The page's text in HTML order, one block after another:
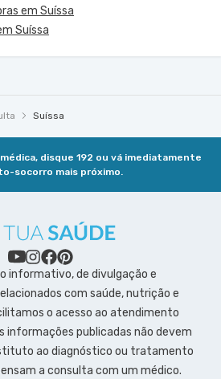
em Suíssa
Suíssa
Suíssa
disque 192 ou vá imediatamente
socorro mais próximo.
informativo, de divulgação e
com saúde, nutrição e
o acesso ao atendimento
informações publicadas não devem
ao diagnóstico ou tratamento
a consulta com um médico.